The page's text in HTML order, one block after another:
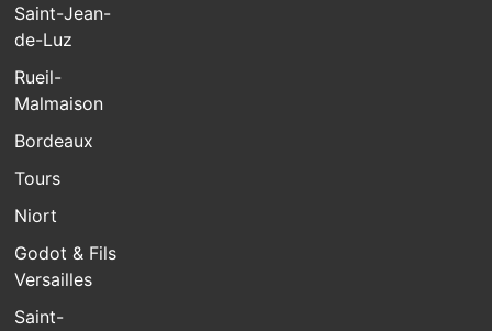
Saint-Jean-
de-Luz
Rueil-
Malmaison
Bordeaux
Tours
Niort
Godot & Fils
Versailles
Saint-